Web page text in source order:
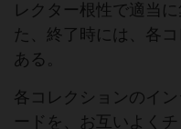
レクター根性で適当
た、終了時には、各
ある。
各コレクションのイ
ードを、お互いよく